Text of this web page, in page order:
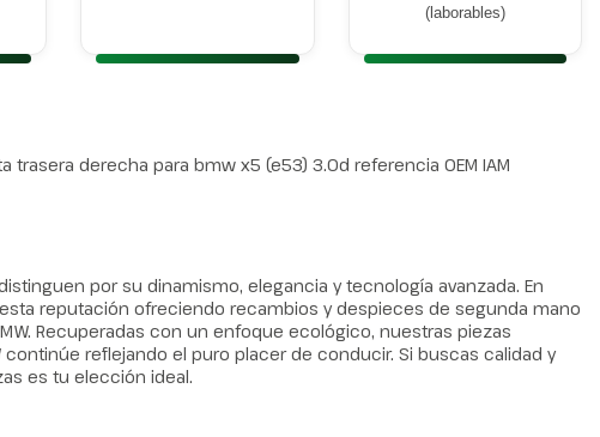
(laborables)
trasera derecha para bmw x5 (e53) 3.0d referencia OEM IAM
por su dinamismo, elegancia y tecnología avanzada. En
reputación ofreciendo recambios y despieces de segunda mano
Recuperadas con un enfoque ecológico, nuestras piezas
continúe reflejando el puro placer de conducir. Si buscas calidad y
es tu elección ideal.